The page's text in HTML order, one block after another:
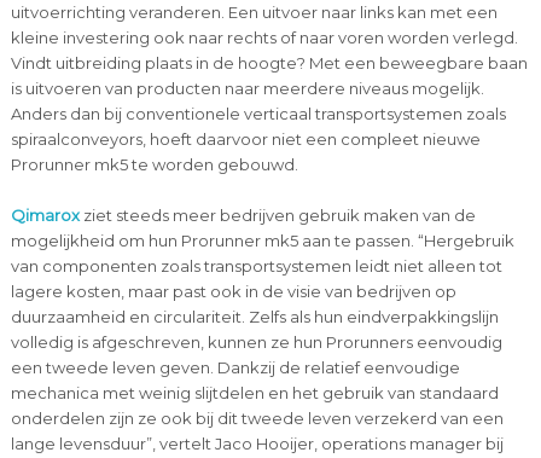
uitvoerrichting veranderen. Een uitvoer naar links kan met een
kleine investering ook naar rechts of naar voren worden verlegd.
Vindt uitbreiding plaats in de hoogte? Met een beweegbare baan
is uitvoeren van producten naar meerdere niveaus mogelijk.
Anders dan bij conventionele verticaal transportsystemen zoals
spiraalconveyors, hoeft daarvoor niet een compleet nieuwe
Prorunner mk5 te worden gebouwd.
Qimaroxziet steeds meer bedrijven gebruik maken van de
mogelijkheid om hun Prorunner mk5 aan te passen. “Hergebruik
van componenten zoals transportsystemen leidt niet alleen tot
lagere kosten, maar past ook in de visie van bedrijven op
duurzaamheid en circulariteit. Zelfs als hun eindverpakkingslijn
volledig is afgeschreven, kunnen ze hun Prorunners eenvoudig
een tweede leven geven. Dankzij de relatief eenvoudige
mechanica met weinig slijtdelen en het gebruik van standaard
onderdelen zijn ze ook bij dit tweede leven verzekerd van een
lange levensduur”, vertelt Jaco Hooijer, operations manager bij